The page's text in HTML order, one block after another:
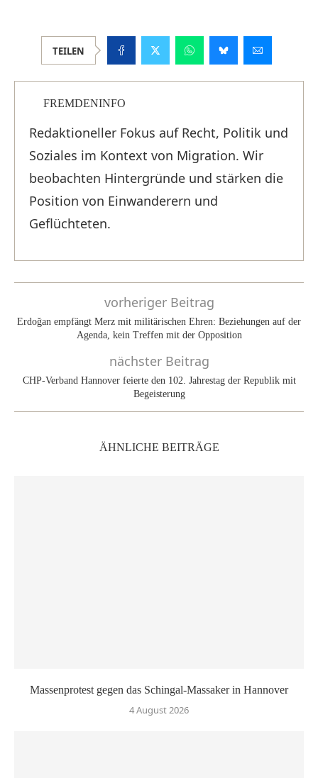
TEILEN
FREMDENINFO
Redaktioneller Fokus auf Recht, Politik und
Soziales im Kontext von Migration. Wir
beobachten Hintergründe und stärken die
Position von Einwanderern und
Geflüchteten.
vorheriger Beitrag
Erdoğan empfängt Merz mit militärischen Ehren: Beziehungen auf der
Agenda, kein Treffen mit der Opposition
nächster Beitrag
CHP-Verband Hannover feierte den 102. Jahrestag der Republik mit
Begeisterung
ÄHNLICHE BEITRÄGE
Massenprotest gegen das Schingal-Massaker in Hannover
4 August 2026